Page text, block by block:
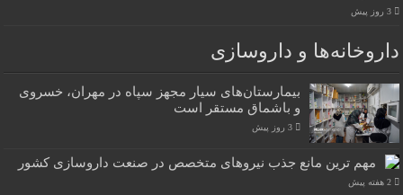
3 روز پیش
داروخانه‌ها و داروسازی
بیمارستان‌های سیار مجهز سپاه در مهران، خسروی
و باشماق مستقر است
3 روز پیش
مهم ترین مانع جذب نیروهای متخصص در صنعت داروسازی کشور
2 هفته پیش